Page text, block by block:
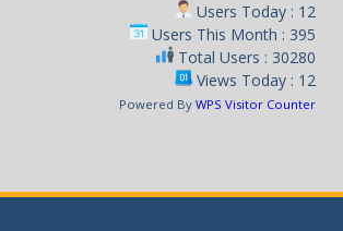
Users Today : 12
Users This Month : 395
Total Users : 30280
Views Today : 12
Powered By WPS Visitor Counter